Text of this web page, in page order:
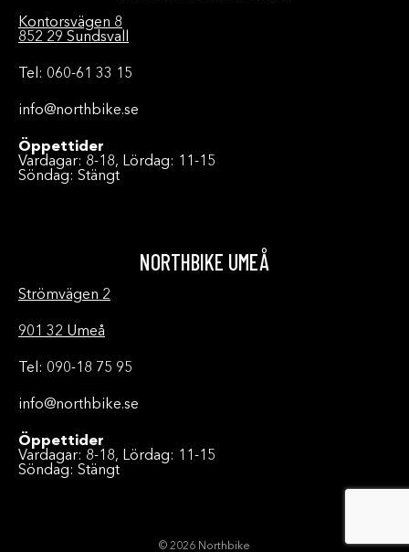
Kontorsvägen 8
852 29 Sundsvall
Tel: 060-61 33 15
info@northbike.se
Öppettider
Vardagar: 8-18, Lördag: 11-15
Söndag: Stängt
NORTHBIKE UMEÅ
Strömvägen 2
901 32 Umeå
Tel: 090-18 75 95
info@northbike.se
Öppettider
Vardagar: 8-18, Lördag: 11-15
Söndag: Stängt
© 2026 Northbike